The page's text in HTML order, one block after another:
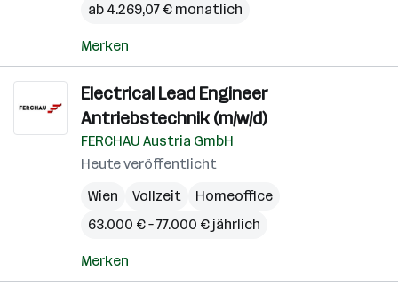
ab 4.269,07 € monatlich
Merken
Electrical Lead Engineer
Antriebstechnik (m/w/d)
FERCHAU Austria GmbH
Heute veröffentlicht
Wien
Vollzeit
Homeoffice
63.000 € – 77.000 € jährlich
Merken